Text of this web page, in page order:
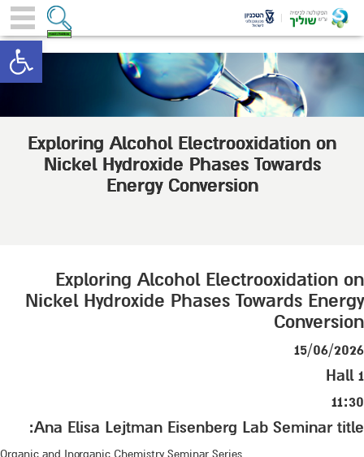
Exploring Alcohol Electrooxidation on
Nickel Hydroxide Phases Towards
Energy Conversion
Exploring Alcohol Electrooxidation on
Nickel Hydroxide Phases Towards Energy
Conversion
15/06/2026
Hall 1
11:30
Ana Elisa Lejtman Eisenberg Lab Seminar title:
Organic and Inorganic Chemistry Seminar Series